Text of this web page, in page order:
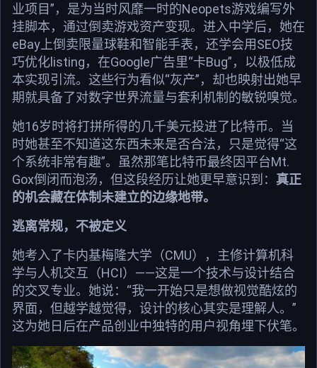
业项目”，是为当时风靡一时的Neopets游戏编写外
挂脚本，通过倒卖游戏资产变现。进入中学后，她在
eBay上倒卖限量球鞋和智能手表，还学会用SEO技
巧优化listing，在Google广告里“卡Bug”，以极低成
本实现引流。这些行为看似“灰产”，却也映射出她早
期就具备了对数字世界流量与套利机制的敏锐嗅觉。
她16岁时将打拼所得的几千美元投进了比特币。当
时她甚至不知道这东西未来是否合法，只是觉得“这
个系统非常有趣”。虽然那笔比特币最终因平台Mt.
Gox倒闭而泡汤，但这段经历让她更早意识到： 真正
的机会藏在体制未建立的边缘地带。
逃离常规，不被定义
她考入了卡内基梅隆大学（CMU），主修计算机科
学与人机交互（HCI）——这是一个技术与设计结合
的交叉专业。她说：“我一开始只是想做视觉酷炫的
界面，但越学越觉得，设计的核心其实是理解人。”
这为她日后在产品创业中独特的用户视角埋下伏笔。